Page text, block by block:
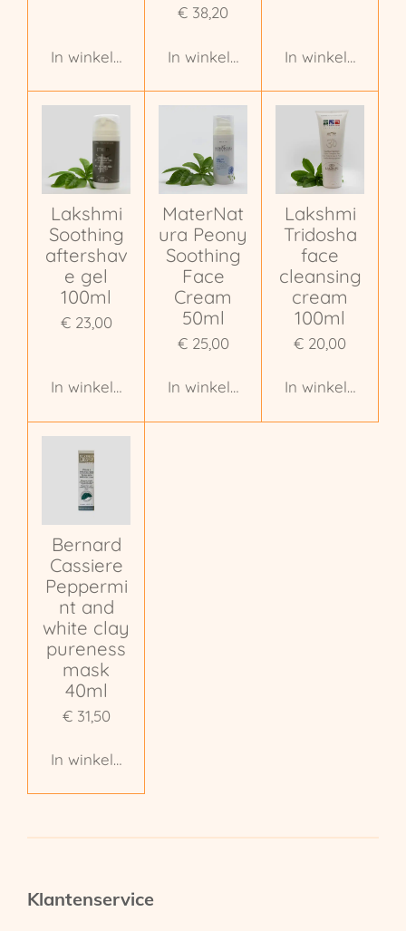
In winkelwagen
€ 38,20
In winkelwagen In winkelwagen
Lakshmi
Soothing
aftershav
e gel
100ml
€ 23,00
In winkelwagen
MaterNat
ura Peony
Soothing
Face
Cream
50ml
€ 25,00
In winkelwagen
Lakshmi
Tridosha
face
cleansing
cream
100ml
€ 20,00
In winkelwagen
Bernard
Cassiere
Peppermi
nt and
white clay
pureness
mask
40ml
€ 31,50
In winkelwagen
Klantenservice